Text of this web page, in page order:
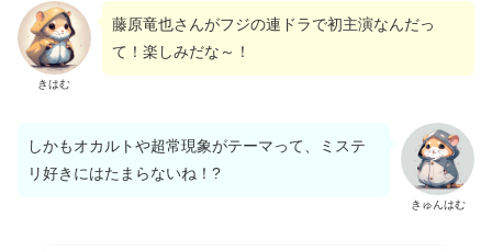
きはむ
藤原竜也さんがフジの連ドラで初主演なんだっ
て！楽しみだな～！
きゅんはむ
しかもオカルトや超常現象がテーマって、ミステ
リ好きにはたまらないね！?